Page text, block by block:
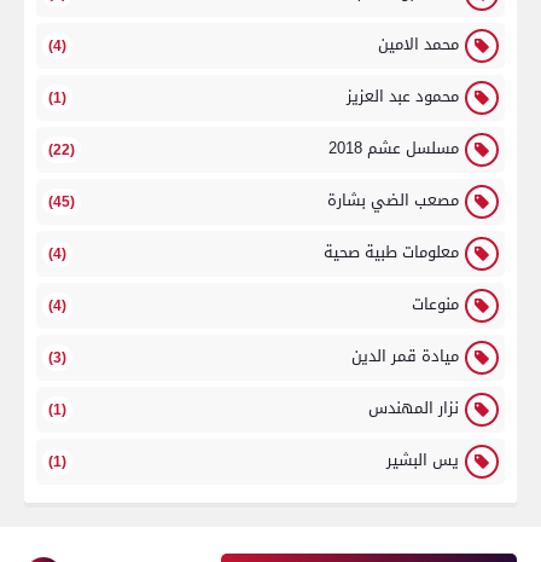
محمد الامين (4)
محمود عبد العزيز (1)
مسلسل عشم 2018 (22)
مصعب الضي بشارة (45)
معلومات طبية صحية (4)
منوعات (4)
ميادة قمر الدين (3)
نزار المهندس (1)
يس البشير (1)